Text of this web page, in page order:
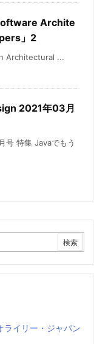
Archite
」2
Architectural ...
2021年03月
特集 Javaでもう
ライリー・ジャパン